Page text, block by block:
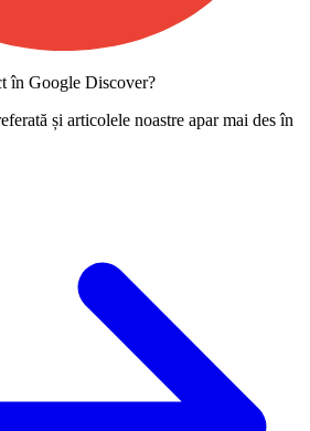
în Google Discover?
și articolele noastre apar mai des în